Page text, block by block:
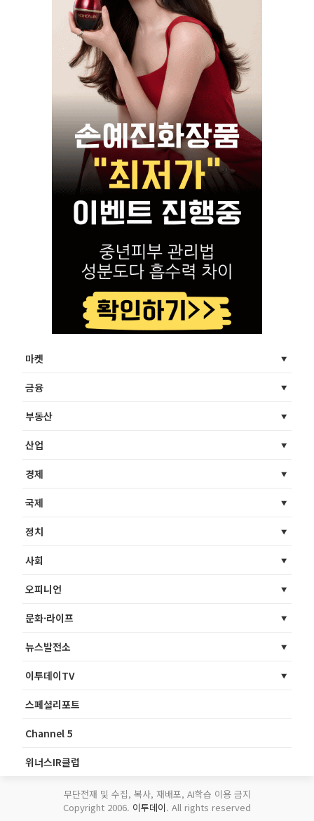
마켓
금융
부동산
산업
경제
국제
정치
사회
오피니언
문화·라이프
뉴스발전소
이투데이TV
스페셜리포트
Channel 5
위너스IR클럽
무단전재 및 수집, 복사, 재배포, AI학습 이용 금지
Copyright 2006. 이투데이. All rights reserved